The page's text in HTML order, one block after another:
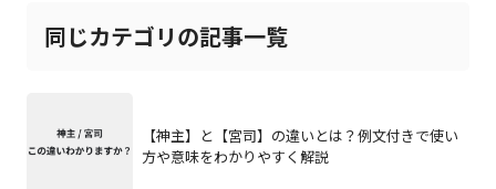
同じカテゴリの記事一覧
【神主】と【宮司】の違いとは？例文付きで使い
方や意味をわかりやすく解説